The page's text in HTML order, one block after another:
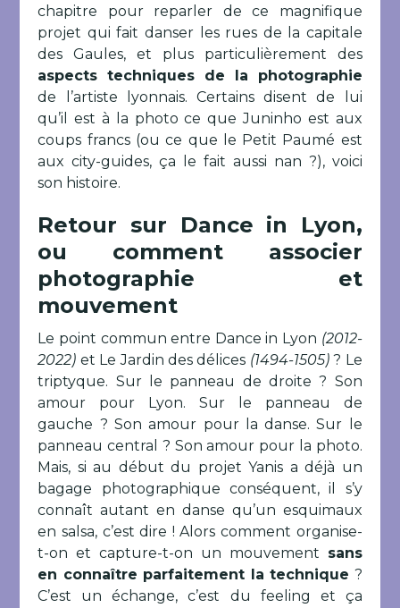
chapitre pour reparler de ce magnifique
projet qui fait danser les rues de la capitale
des Gaules, et plus particulièrement des
aspects techniques de la photographie
de l’artiste lyonnais. Certains disent de lui
qu’il est à la photo ce que Juninho est aux
coups francs (ou ce que le Petit Paumé est
aux city-guides, ça le fait aussi nan ?), voici
son histoire.
Retour sur Dance in Lyon,
ou comment associer
photographie et
mouvement
Le point commun entre Dance in Lyon (2012-
2022) et Le Jardin des délices (1494-1505)? Le
triptyque. Sur le panneau de droite ? Son
amour pour Lyon. Sur le panneau de
gauche ? Son amour pour la danse. Sur le
panneau central ? Son amour pour la photo.
Mais, si au début du projet Yanis a déjà un
bagage photographique conséquent, il s’y
connaît autant en danse qu’un esquimaux
en salsa, c’est dire ! Alors comment organise-
t-on et capture-t-on un mouvement sans
en connaître parfaitement la technique ?
C’est un échange, c’est du feeling et ça